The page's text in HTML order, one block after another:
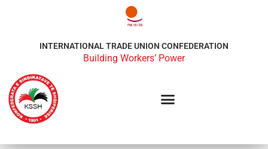
INTERNATIONAL TRADE UNION CONFEDERATION
Building Workers’ Power